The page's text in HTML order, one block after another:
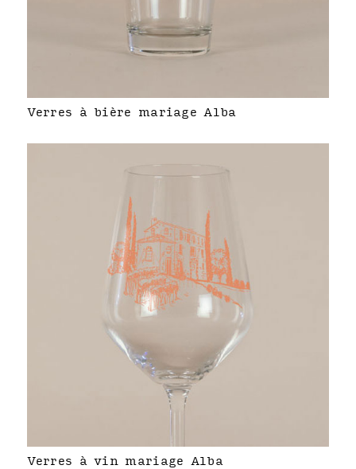
Verres à bière mariage Alba
Verres à vin mariage Alba